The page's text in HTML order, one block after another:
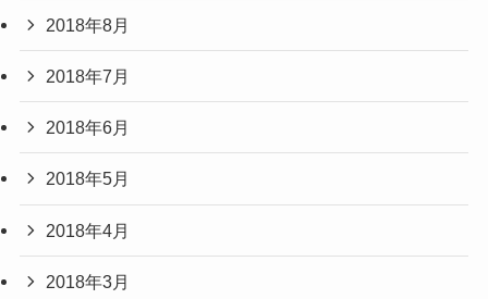
2018年8月
2018年7月
2018年6月
2018年5月
2018年4月
2018年3月